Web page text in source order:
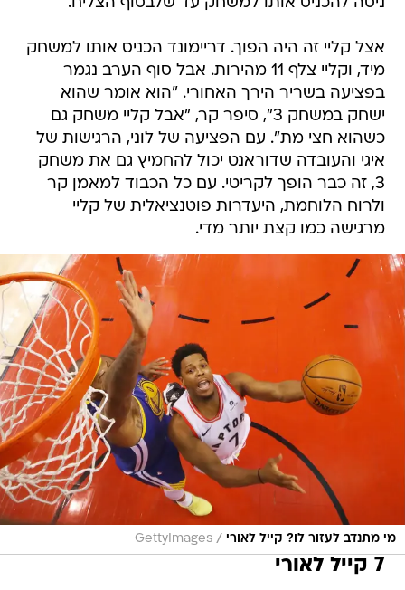
אצל קליי זה היה הפוך. דריימונד הכניס אותו למשחק
מיד, וקליי צלף 11 מהירות. אבל סוף הערב נגמר
בפציעה בשריר הירך האחורי. "הוא אומר שהוא
ישחק במשחק 3", סיפר קר, "אבל קליי משחק גם
כשהוא חצי מת". עם הפציעה של לוני, הרגישות של
איגי והעובדה שדוראנט יכול להחמיץ גם את משחק
3, זה כבר הופך לקריטי. עם כל הכבוד למאמן קר
ולרוח הלוחמת, היעדרות פוטנציאלית של קליי
מרגישה כמו קצת יותר מדי.
מי מתנדב לעזור לו? קייל לאורי /
GettyImages
7 קייל לאורי